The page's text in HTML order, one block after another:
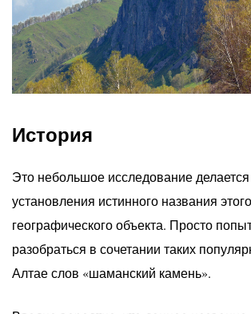
История
Это небольшое исследование
установления истинного названия этого
географического объекта. Просто
разобраться в сочетании таких
Алтае слов «шаманский камень».